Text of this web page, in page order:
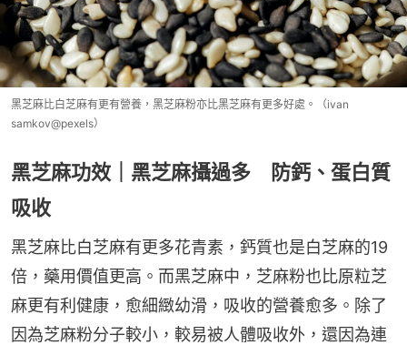
黑芝麻比白芝麻有更有營養，黑芝麻粉亦比黑芝麻有更多好處。（ivan
samkov@pexels）
黑芝麻功效｜黑芝麻攝過多 防鈣、蛋白質
吸收
黑芝麻比白芝麻有更多花青素，鈣質也是白芝麻的19
倍，藥用價值更高。而黑芝麻中，芝麻粉也比原粒芝
麻更有利健康，愈細緻幼滑，吸收的營養愈多。除了
因為芝麻粉分子較小，較易被人體吸收外，還因為連